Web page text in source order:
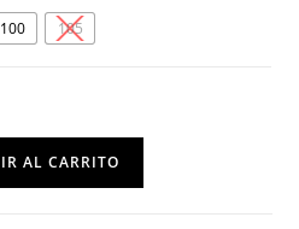
100 105
AL CARRITO